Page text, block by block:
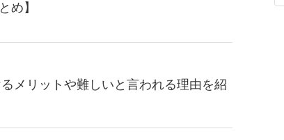
め】
メリットや難しいと言われる理由を紹